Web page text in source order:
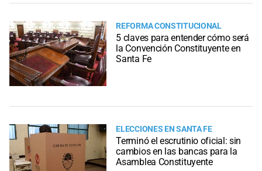
REFORMA CONSTITUCIONAL
5 claves para entender cómo será
la Convención Constituyente en
Santa Fe
ELECCIONES EN SANTA FE
Terminó el escrutinio oficial: sin
cambios en las bancas para la
Asamblea Constituyente